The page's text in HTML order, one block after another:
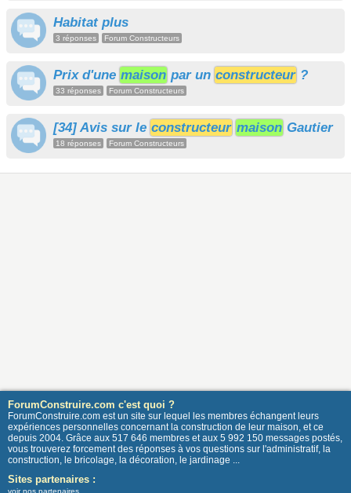
Habitat plus
3 réponses Forum Constructeurs
Prix d'une maison par un constructeur ?
33 réponses Forum Constructeurs
[34] Avis sur le constructeur maison Gautier
18 réponses Forum Constructeurs
ForumConstruire.com c'est quoi ?
ForumConstruire.com est un site sur lequel les membres échangent leurs
expériences personnelles concernant la construction de leur maison, et ce
depuis 2004. Grâce aux 517 646 membres et aux 5 992 150 messages postés,
vous trouverez forcement des réponses à vos questions sur l'administratif, la
construction, le bricolage, la décoration, le jardinage ...
Sites partenaires :
voir nos partenaires